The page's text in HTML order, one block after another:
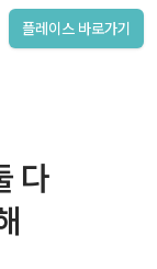
플레이스 바로가기
다